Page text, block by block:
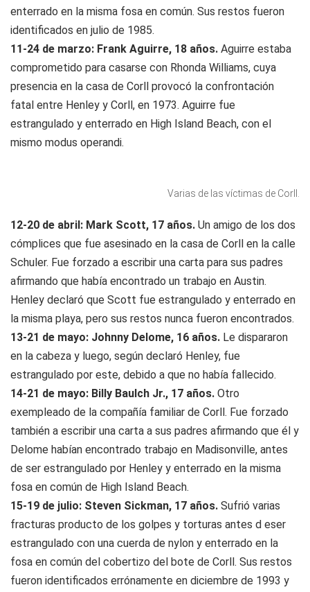
enterrado en la misma fosa en común. Sus restos fueron
identificados en julio de 1985.
11-24 de marzo: Frank Aguirre, 18 años. Aguirre estaba
comprometido para casarse con Rhonda Williams, cuya
presencia en la casa de Corll provocó la confrontación
fatal entre Henley y Corll, en 1973. Aguirre fue
estrangulado y enterrado en High Island Beach, con el
mismo modus operandi.
Varias de las víctimas de Corll.
12-20 de abril: Mark Scott, 17 años. Un amigo de los dos
cómplices que fue asesinado en la casa de Corll en la calle
Schuler. Fue forzado a escribir una carta para sus padres
afirmando que había encontrado un trabajo en Austin.
Henley declaró que Scott fue estrangulado y enterrado en
la misma playa, pero sus restos nunca fueron encontrados.
13-21 de mayo: Johnny Delome, 16 años. Le dispararon
en la cabeza y luego, según declaró Henley, fue
estrangulado por este, debido a que no había fallecido.
14-21 de mayo: Billy Baulch Jr., 17 años. Otro
exempleado de la compañía familiar de Corll. Fue forzado
también a escribir una carta a sus padres afirmando que él y
Delome habían encontrado trabajo en Madisonville, antes
de ser estrangulado por Henley y enterrado en la misma
fosa en común de High Island Beach.
15-19 de julio: Steven Sickman, 17 años. Sufrió varias
fracturas producto de los golpes y torturas antes d eser
estrangulado con una cuerda de nylon y enterrado en la
fosa en común del cobertizo del bote de Corll. Sus restos
fueron identificados errónamente en diciembre de 1993 y